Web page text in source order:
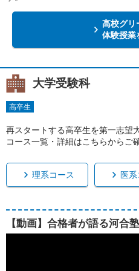
高校グリ
体験授業
大学受験科
高卒生
再スタートする高卒生を第一志望
コース一覧・詳細はこちらからご
理系コース 医
【動画】合格者が語る河合